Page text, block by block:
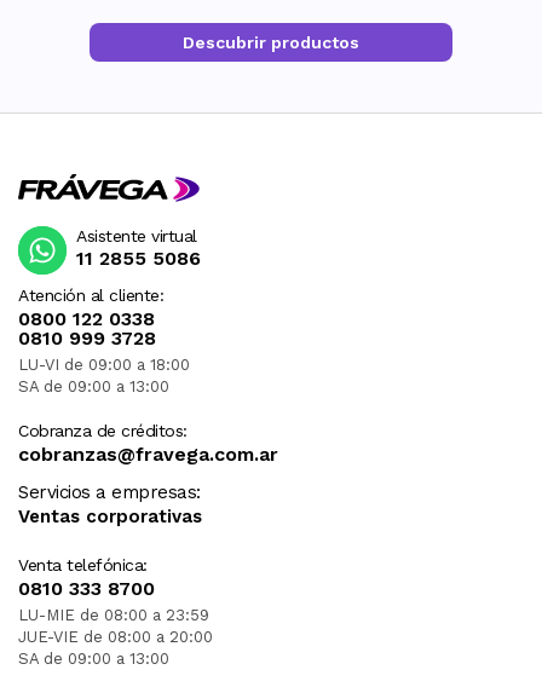
Descubrir productos
Atención al cliente:
0800 122 0338
0810 999 3728
LU-VI de 09:00 a 18:00
SA de 09:00 a 13:00
Cobranza de créditos:
cobranzas@fravega.com.ar
Servicios a empresas:
Ventas corporativas
Venta telefónica:
0810 333 8700
LU-MIE de 08:00 a 23:59
JUE-VIE de 08:00 a 20:00
SA de 09:00 a 13:00
Asistente virtual
11 2855 5086